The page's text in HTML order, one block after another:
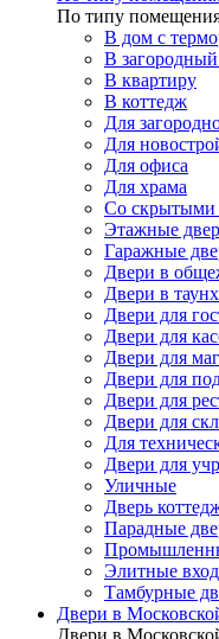
По типу
В дом с
В
В квартиру
В коттедж
Для
Для
Для офиса
Для храма
Со скрытыми
Этажные
Гаражные
Двери в
Двери в
Двери для
Двери для
Двери для
Двери для
Двери для
Двери для
Для
Двери для
Уличные
Дверь
Парадные
Элитные
Тамбурные
Двери в